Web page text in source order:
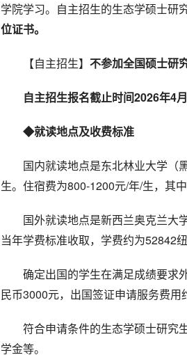
学院学习。自主招生的生态学硕士研
位证书。
【自主招生】不参加全国硕士研
自主招生报名截止时间2026年4
◆就读地点及收费标准
国内就读地点是东北林业大学（
生。住宿费为800-1200元/年/生，其
国外就读地点是新西兰奥克兰大
当年学费标准收取，学费约为52842
确定出国的学生在满足成绩要求
民币3000元，出国签证申请服务费用
符合申请条件的生态学硕士研究
学金等。